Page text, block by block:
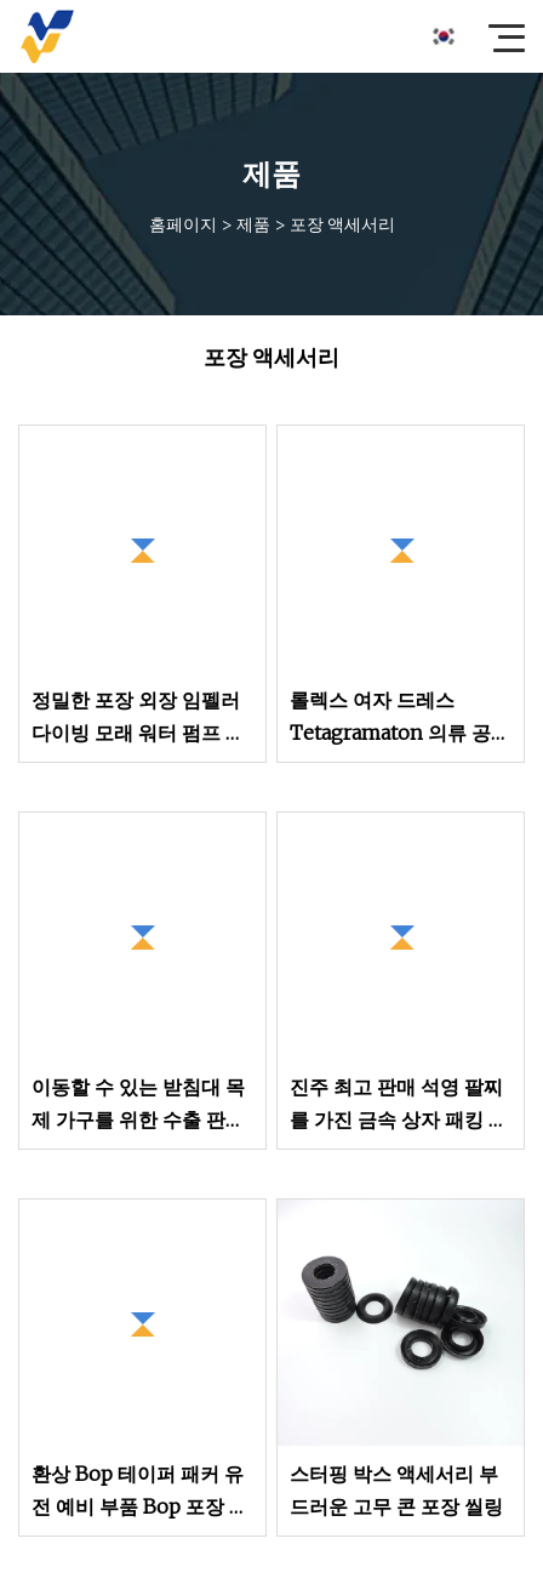
제품
홈페이지 > 제품 > 포장 액세서리
포장 액세서리
정밀한 포장 외장 임펠러
다이빙 모래 워터 펌프 슬
러리 펌프 액세서리
롤렉스 여자 드레스
Tetagramaton 의류 공장
포장 클립 셔츠 클립 플라
이동할 수 있는 받침대 목
제 가구를 위한 수출 판지
패킹 사무실 부속품
진주 최고 판매 석영 팔찌
를 가진 금속 상자 패킹 연
기가 나는 부속품
환상 Bop 테이퍼 패커 유
전 예비 부품 Bop 포장 고
무 씰 고무 씰 요소
스터핑 박스 액세서리 부
드러운 고무 콘 포장 씰링